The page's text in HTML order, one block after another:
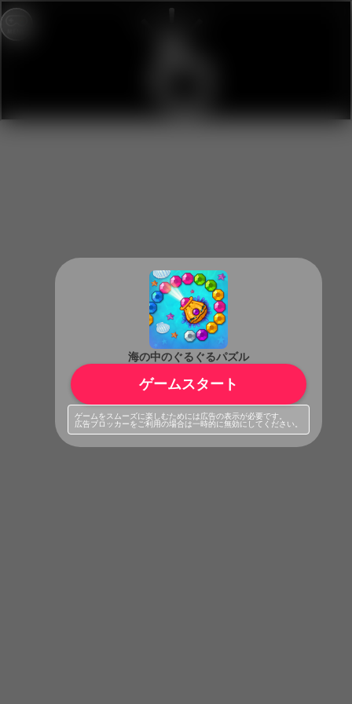
海の中のぐるぐるパズル
ゲームスタート
ゲームをスムーズに楽しむためには広告の表示が必要です。
広告ブロッカーをご利用の場合は一時的に無効にしてください。